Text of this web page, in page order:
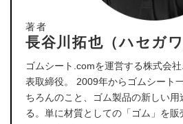
著者
長谷川拓也（ハセガ
ゴムシート.comを運営する株式会
表取締役。 2009年からゴムシート
ちろんのこと、ゴム製品の新しい
る。単に材質としての「ゴム」を